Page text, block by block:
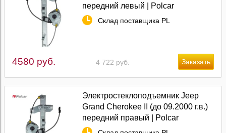
передний левый | Polcar
Склад поставщика PL
4 722 руб.
4580 руб.
Электростеклоподъемник Jeep
Grand Cherokee II (до 09.2000 г.в.)
передний правый | Polcar